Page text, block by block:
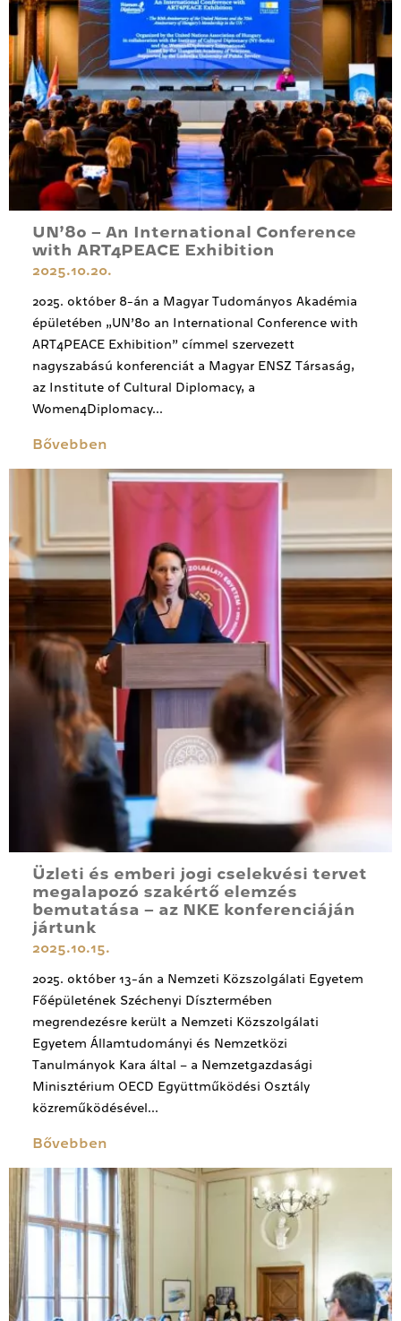
UN’80 – An International Conference
with ART4PEACE Exhibition
2025.10.20.
2025. október 8-án a Magyar Tudományos Akadémia
épületében „UN’80 an International Conference with
ART4PEACE Exhibition” címmel szervezett
nagyszabású konferenciát a Magyar ENSZ Társaság,
az Institute of Cultural Diplomacy, a
Women4Diplomacy...
Bővebben
Üzleti és emberi jogi cselekvési tervet
megalapozó szakértő elemzés
bemutatása – az NKE konferenciáján
jártunk
2025.10.15.
2025. október 13-án a Nemzeti Közszolgálati Egyetem
Főépületének Széchenyi Dísztermében
megrendezésre került a Nemzeti Közszolgálati
Egyetem Államtudományi és Nemzetközi
Tanulmányok Kara által – a Nemzetgazdasági
Minisztérium OECD Együttműködési Osztály
közreműködésével...
Bővebben